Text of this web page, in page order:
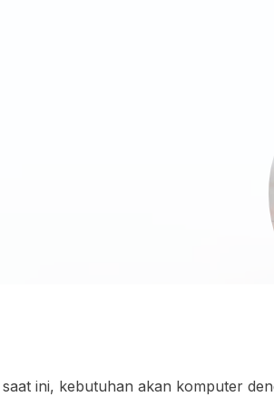
saat ini, kebutuhan akan komputer